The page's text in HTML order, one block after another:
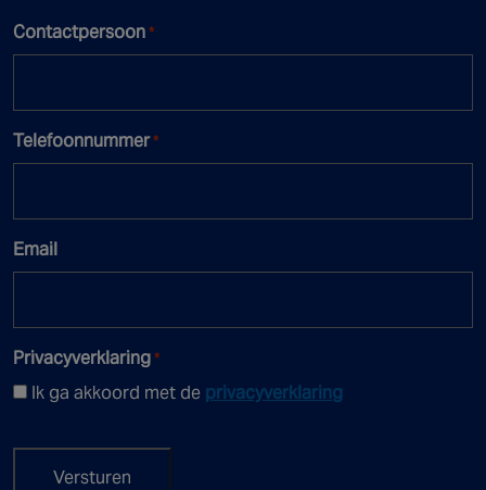
Contactpersoon*
Telefoonnummer*
Email
Privacyverklaring*
Ik ga akkoord met de privacyverklaring